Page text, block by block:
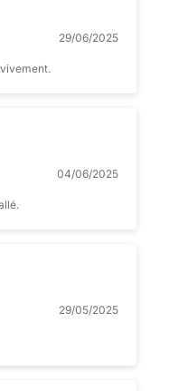
29/06/2025
04/06/2025
29/05/2025